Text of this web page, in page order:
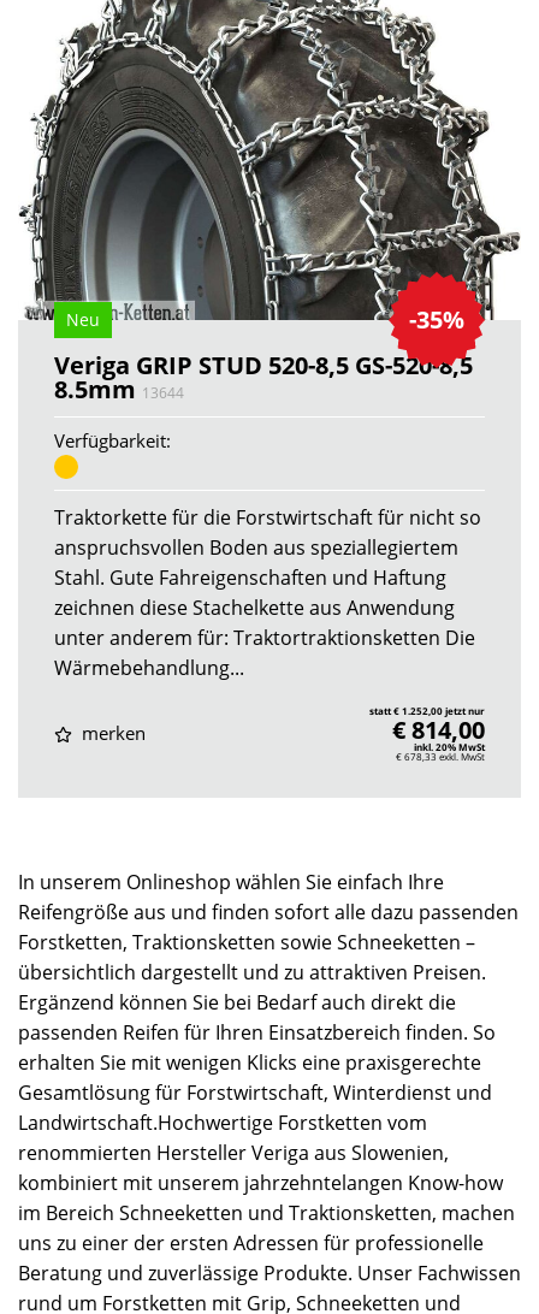
-35%
Neu
Veriga GRIP STUD 520-8,5 GS-520-8,5
8.5mm 13644
Verfügbarkeit:
Traktorkette für die Forstwirtschaft für nicht so
anspruchsvollen Boden aus speziallegiertem
Stahl. Gute Fahreigenschaften und Haftung
zeichnen diese Stachelkette aus Anwendung
unter anderem für: Traktortraktionsketten Die
Wärmebehandlung...
merken
statt € 1.252,00 jetzt nur
€ 814,00
inkl. 20% MwSt
€ 678,33 exkl. MwSt
In unserem Onlineshop wählen Sie einfach Ihre
Reifengröße aus und finden sofort alle dazu passenden
Forstketten, Traktionsketten sowie Schneeketten –
übersichtlich dargestellt und zu attraktiven Preisen.
Ergänzend können Sie bei Bedarf auch direkt die
passenden Reifen für Ihren Einsatzbereich finden. So
erhalten Sie mit wenigen Klicks eine praxisgerechte
Gesamtlösung für Forstwirtschaft, Winterdienst und
Landwirtschaft.Hochwertige Forstketten vom
renommierten Hersteller Veriga aus Slowenien,
kombiniert mit unserem jahrzehntelangen Know-how
im Bereich Schneeketten und Traktionsketten, machen
uns zu einer der ersten Adressen für professionelle
Beratung und zuverlässige Produkte. Unser Fachwissen
rund um Forstketten mit Grip, Schneeketten und